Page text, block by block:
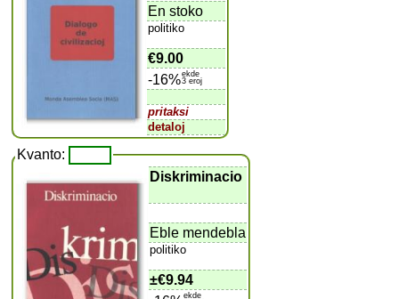
En stoko
politiko
€9.00
-16%ekde
3 eroj
pritaksi
detaloj
Kvanto:
Diskriminacio
Eble mendebla
politiko
±€9.94
ekde